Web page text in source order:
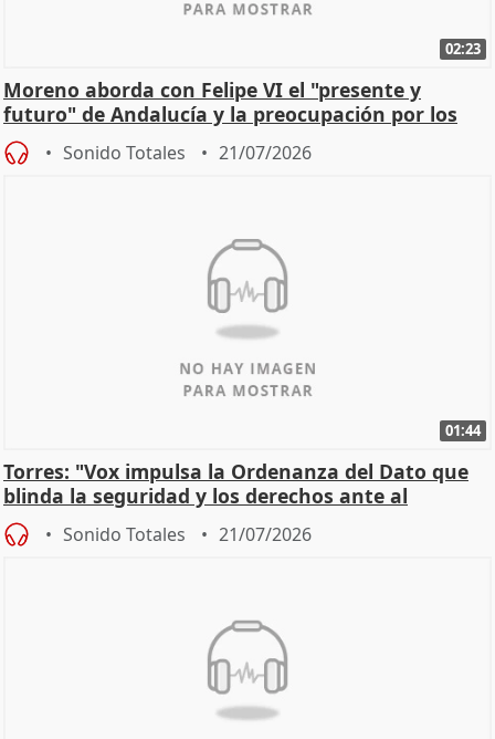
02:23
Moreno aborda con Felipe VI el "presente y
futuro" de Andalucía y la preocupación por los
incendios
Sonido Totales 21/07/2026
01:44
Torres: "Vox impulsa la Ordenanza del Dato que
blinda la seguridad y los derechos ante al
control"
Sonido Totales 21/07/2026